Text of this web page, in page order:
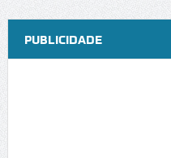
PUBLICIDADE